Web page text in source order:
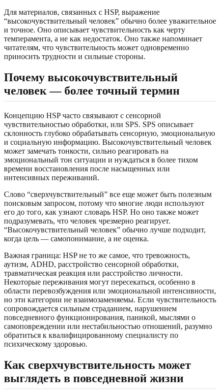
Для материалов, связанных с HSP, выражение
“высокочувствительный человек” обычно более уважительное
и точное. Оно описывает чувствительность как черту
темперамента, а не как недостаток. Оно также напоминает
читателям, что чувствительность может одновременно
приносить трудности и сильные стороны.
Почему высокочувствительный
человек — более точный термин
Концепцию HSP часто связывают с сенсорной
чувствительностью обработки, или SPS. SPS описывает
склонность глубоко обрабатывать сенсорную, эмоциональную
и социальную информацию. Высокочувствительный человек
может замечать тонкости, сильно реагировать на
эмоциональный тон ситуации и нуждаться в более тихом
времени восстановления после насыщенных или
интенсивных переживаний.
Слово “сверхчувствительный” все еще может быть полезным
поисковым запросом, потому что многие люди используют
его до того, как узнают словарь HSP. Но оно также может
подразумевать, что человек чрезмерно реагирует.
“Высокочувствительный человек” обычно лучше подходит,
когда цель — самопонимание, а не оценка.
Важная граница: HSP не то же самое, что тревожность,
аутизм, ADHD, расстройство сенсорной обработки,
травматическая реакция или расстройство личности.
Некоторые переживания могут пересекаться, особенно в
области перевозбуждения или эмоциональной интенсивности,
но эти категории не взаимозаменяемы. Если чувствительность
сопровождается сильным страданием, нарушением
повседневного функционирования, паникой, мыслями о
самоповреждении или нестабильностью отношений, разумно
обратиться к квалифицированному специалисту по
психическому здоровью.
Как сверхчувствительность может
выглядеть в повседневной жизни